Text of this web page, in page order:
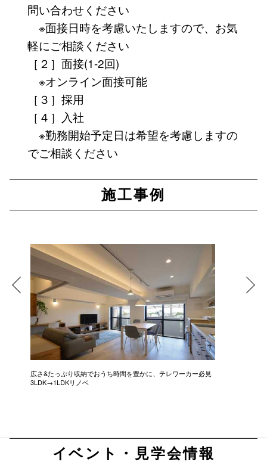
問い合わせください
※面接日時を考慮いたしますので、お気
軽にご相談ください
［２］面接(1-2回)
※オンライン面接可能
［３］採用
［４］入社
※勤務開始予定日は希望を考慮しますの
でご相談ください
施工事例
広さ&たっぷり収納でおうち時間を豊かに、テレワーカー必見
3LDK→1LDKリノベ
イベント・見学会情報